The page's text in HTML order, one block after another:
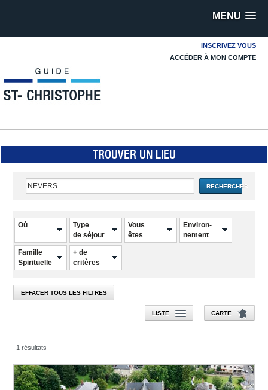
MENU
INSCRIVEZ VOUS
ACCÉDER À MON COMPTE
TROUVER UN LIEU
RECHERCHER
Où
Type
de séjour
Vous
êtes
Environ-
nement
Famille
Spirituelle
+ de
critères
EFFACER TOUS LES FILTRES
LISTE CARTE
1 résultats